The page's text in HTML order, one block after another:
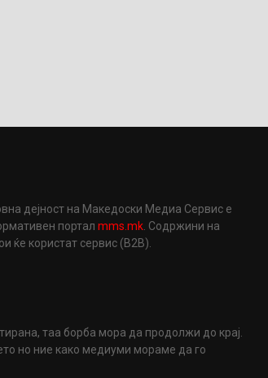
дејност на Македоски Медиа Сервис е
порталmms.mk. Содржини на
ќе користат сервис (B2B).
таа борба мора да продолжи до крај.
но ние како медиуми мораме да го